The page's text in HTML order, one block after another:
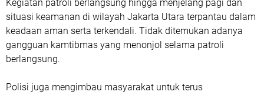
Kegiatan patroli berlangsung hingga menjelang pagi dan
situasi keamanan di wilayah Jakarta Utara terpantau dalam
keadaan aman serta terkendali. Tidak ditemukan adanya
gangguan kamtibmas yang menonjol selama patroli
berlangsung.
Polisi juga mengimbau masyarakat untuk terus